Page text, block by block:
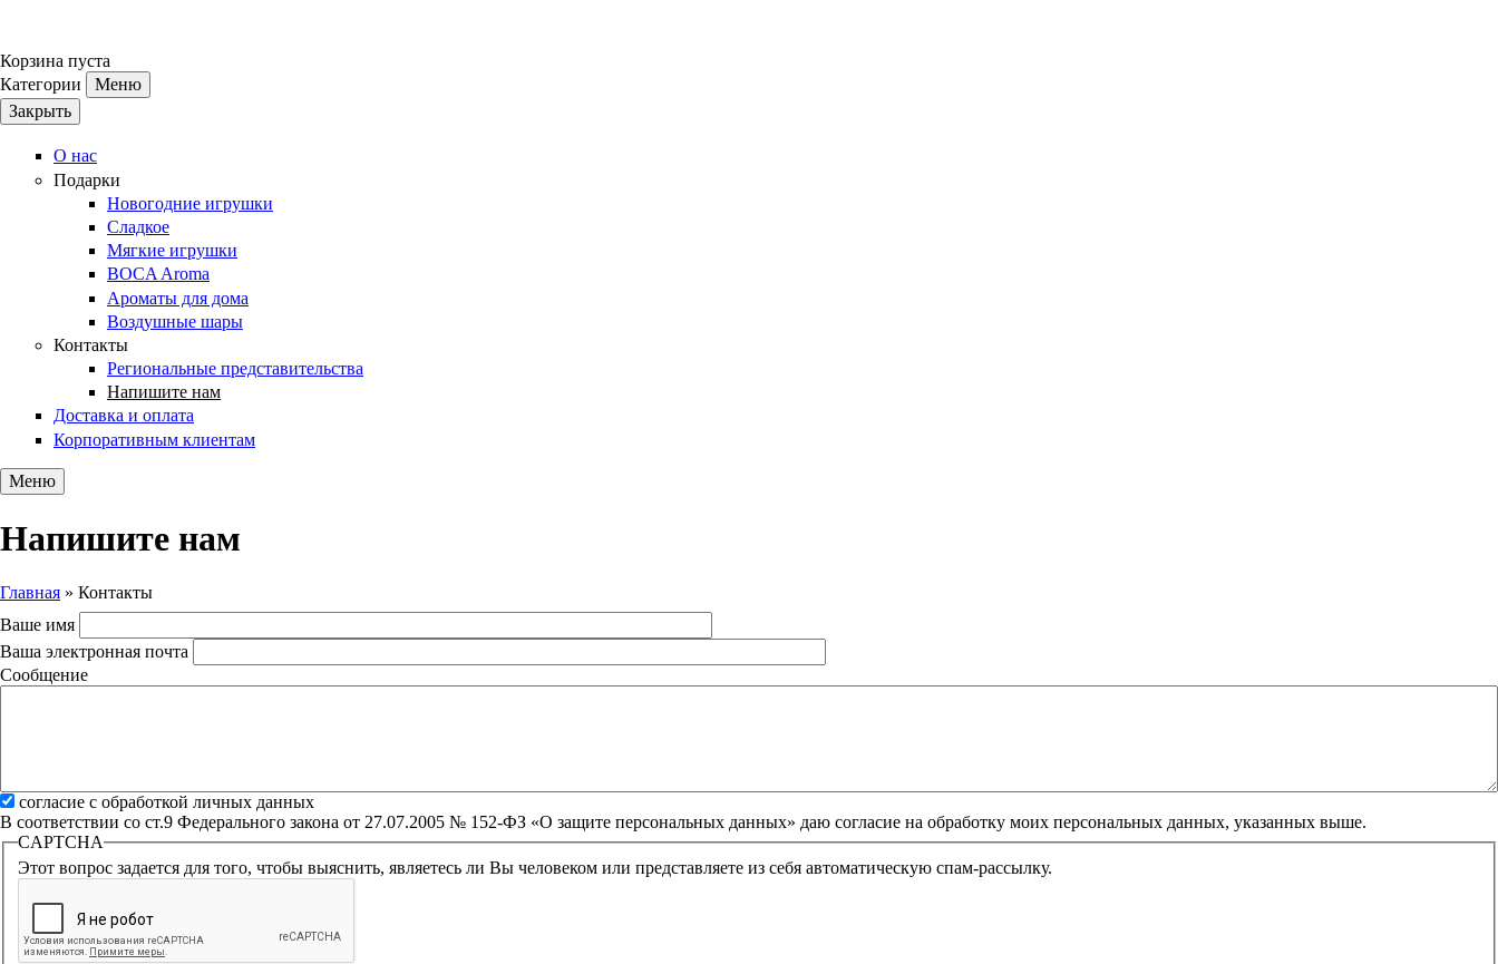
Корзина пуста
Категории
Меню
Закрыть
О нас
Подарки
Новогодние игрушки
Сладкое
Мягкие игрушки
BOCA Aroma
Ароматы для дома
Воздушные шары
Контакты
Региональные представительства
Напишите нам
Доставка и оплата
Корпоративным клиентам
Меню
Напишите нам
Вы здесь
Главная » Контакты
Ваше имя
Ваша электронная почта
Сообщение
Согласие с обработкой личных данных*
согласие с обработкой личных данных
В соответствии со ст.9 Федерального закона от 27.07.2005 № 152-ФЗ «О защите персональных данных» даю согласие на обработку моих персональных данных, указанных выше.
CAPTCHA
Этот вопрос задается для того, чтобы выяснить, являетесь ли Вы человеком или представляете из себя автоматическую спам-рассылку.